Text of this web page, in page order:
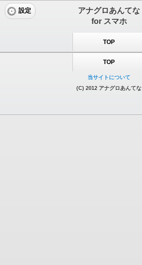
アナグロあんてな
for スマホ
設定
TOP
TOP
当サイトについて
(C) 2012 アナグロあんてな